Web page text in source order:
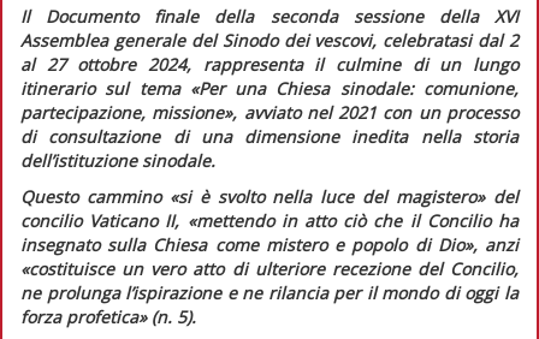
Il Documento finaledella seconda sessione della XVI
Assemblea generale del Sinodo dei vescovi, celebratasi dal 2
al 27 ottobre 2024, rappresenta il culmine di un lungo
itinerario sul tema «Per una Chiesa sinodale: comunione,
partecipazione, missione», avviato nel 2021 con un processo
di consultazione di una dimensione inedita nella storia
dell’istituzione sinodale.
Questo cammino «si è svolto nella luce del magistero» del
concilio Vaticano II, «mettendo in atto ciò che il Concilio ha
insegnato sulla Chiesa come mistero e popolo di Dio», anzi
«costituisce un vero atto di ulteriore recezione del Concilio,
ne prolunga l’ispirazione e ne rilancia per il mondo di oggi la
forza profetica» (n. 5).